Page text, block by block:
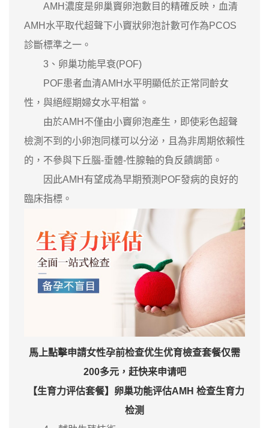
AMH濃度是卵巢竇卵泡數目的精確反映，血清
AMH水平取代超聲下小竇狀卵泡計數可作為PCOS
診斷標準之一。
3、卵巢功能早衰(POF)
POF患者血清AMH水平明顯低於正常同齡女
性，與絕經期婦女水平相當。
由於AMH不僅由小竇卵泡產生，即使彩色超聲
檢測不到的小卵泡同樣可以分泌，且為非周期依賴性
的，不參與下丘腦-垂體-性腺軸的負反饋調節。
因此AMH有望成為早期預測POF發病的良好的
臨床指標。
馬上點擊申請女性孕前检查优生优育檢查套餐仅需
200多元，赶快来申请吧
【生育力评估套餐】卵巢功能评估AMH 检查生育力
检测